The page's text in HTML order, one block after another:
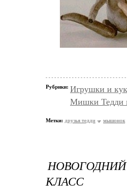
Рубрики: Игрушки и
Мишки Тедди
Метки: друзья тедди мышонок
КЛАСС